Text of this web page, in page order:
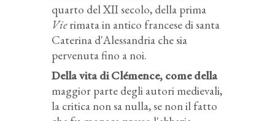
quarto del XII secolo, della prima
Vierimata in antico francese di santa
Caterina d'Alessandria che sia
pervenuta fino a noi.
Della vita di Clémence, come della
maggior parte degli autori medievali,
la critica non sa nulla, se non il fatto